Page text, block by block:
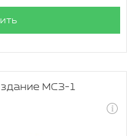
МСЗ-1